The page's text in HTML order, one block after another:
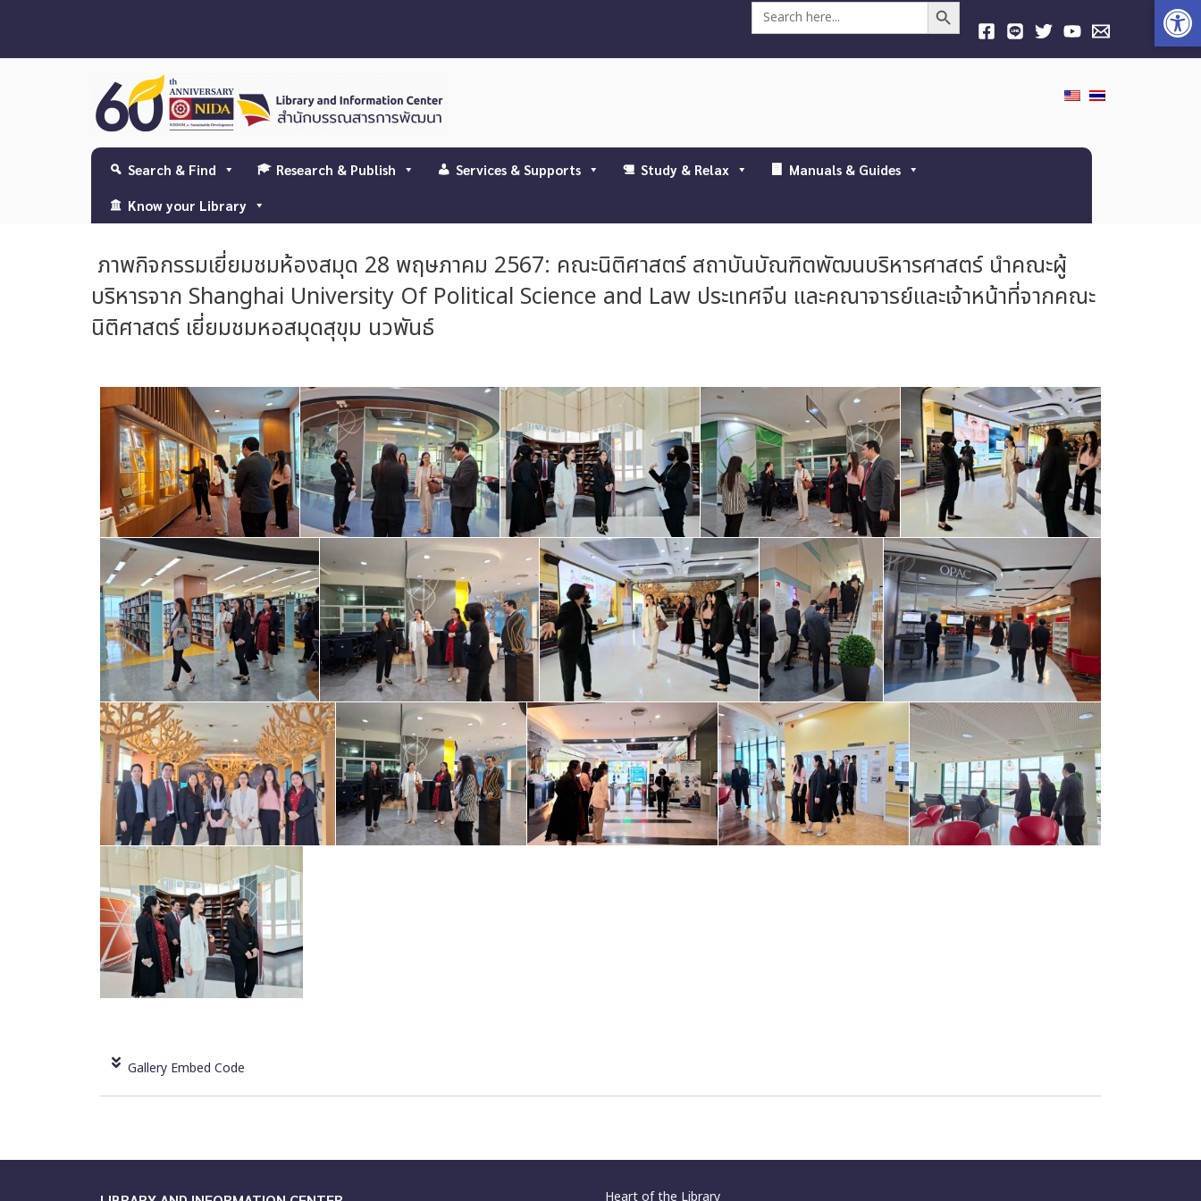
Search
Search & Find Research & Publish Services & Supports Study & Relax Manuals & Guides
Know your Library
ภาพกิจกรรมเยี่ยมชมห้องสมุด 28 พฤษภาคม 2567: คณะนิติศาสตร์ สถาบันบัณฑิตพัฒนบริหารศาสตร์ นำคณะผู้
บริหารจาก Shanghai University Of Political Science and Law ประเทศจีน และคณาจารย์และเจ้าหน้าที่จากคณะ
นิติศาสตร์ เยี่ยมชมหอสมุดสุขุม นวพันธ์
Gallery Embed Code
Heart of the Library